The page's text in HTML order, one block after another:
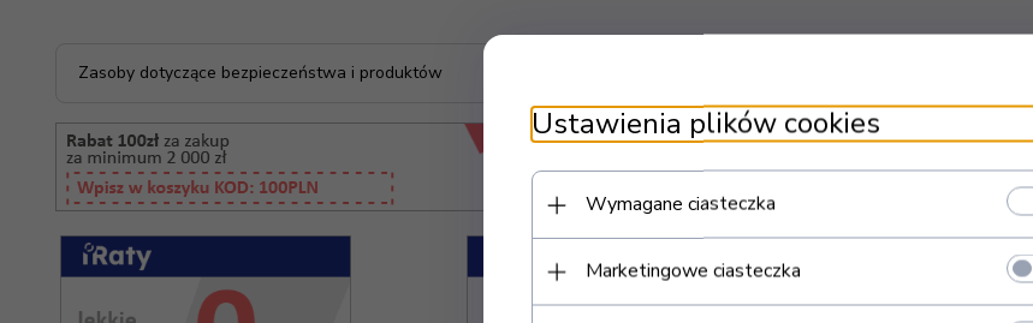
Zasoby dotyczące bezpieczeństwa i produktów
Ustawienia plików cookies
Wymagane ciasteczka
Marketingowe ciasteczka